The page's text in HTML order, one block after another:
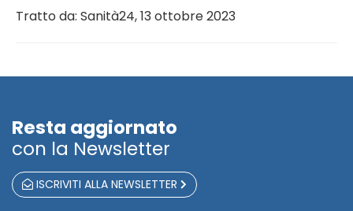
Tratto da: Sanità24, 13 ottobre 2023
Resta aggiornato
con la Newsletter
ISCRIVITI ALLA NEWSLETTER